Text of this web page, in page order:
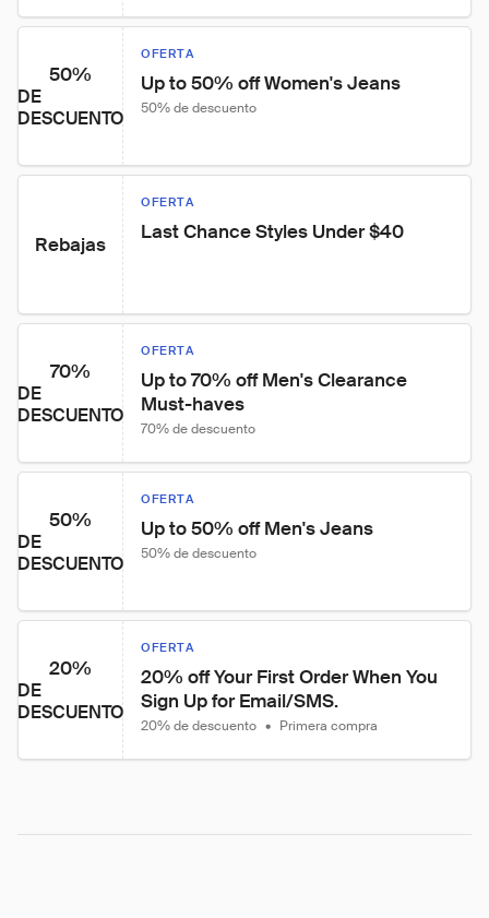
50%
DE
DESCUENTO
OFERTA
Up to 50% off Women's Jeans
50% de descuento
Rebajas
OFERTA
Last Chance Styles Under $40
70%
DE
DESCUENTO
OFERTA
Up to 70% off Men's Clearance
Must-haves
70% de descuento
50%
DE
DESCUENTO
OFERTA
Up to 50% off Men's Jeans
50% de descuento
20%
DE
DESCUENTO
OFERTA
20% off Your First Order When You
Sign Up for Email/SMS.
20% de descuento • Primera compra